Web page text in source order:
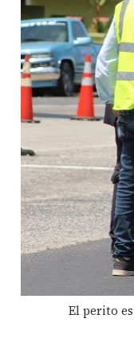
El perito